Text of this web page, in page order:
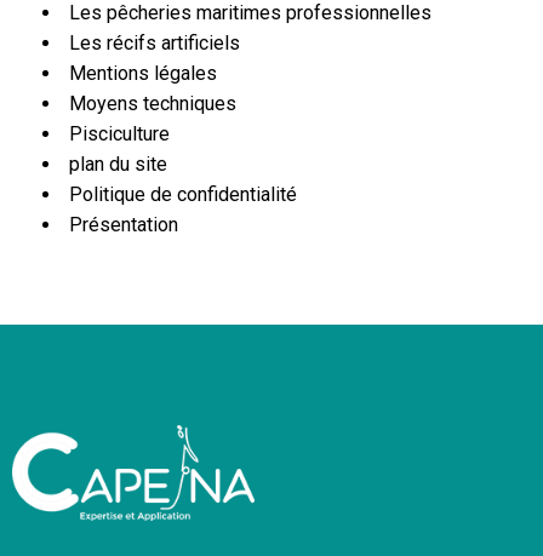
Les pêcheries maritimes professionnelles
Les récifs artificiels
Mentions légales
Moyens techniques
Pisciculture
plan du site
Politique de confidentialité
Présentation